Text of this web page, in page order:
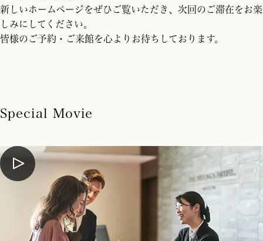
新しいホームページをぜひご覧いただき、次回のご滞在をお楽
しみにしてください。
皆様のご予約・ご来館を心よりお待ちしております。
Special Movie